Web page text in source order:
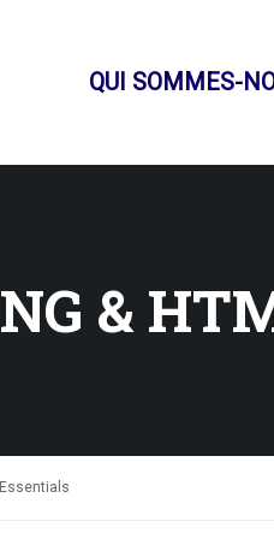
QUI SOMMES-
&